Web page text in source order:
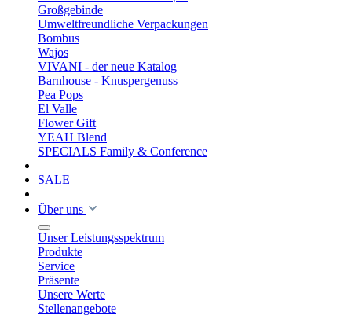
Großgebinde
Umweltfreundliche Verpackungen
Bombus
Wajos
VIVANI - der neue Katalog
Barnhouse - Knuspergenuss
Pea Pops
El Valle
Flower Gift
YEAH Blend
SPECIALS Family & Conference
SALE
Über uns
Unser Leistungsspektrum
Produkte
Service
Präsente
Unsere Werte
Stellenangebote